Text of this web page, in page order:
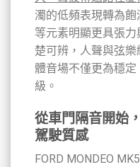
濁的低頻表現轉為
等元素明顯更具張
楚可辨，人聲與弦
體音場不僅更為穩
級。
從車門隔音開始
駕駛質感
FORD MONDEO